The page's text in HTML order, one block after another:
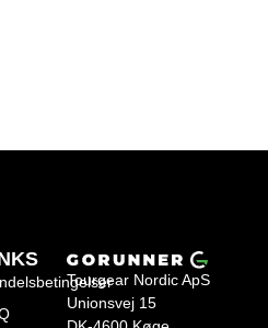
Tourgear Nordic ApS
Unionsvej 15